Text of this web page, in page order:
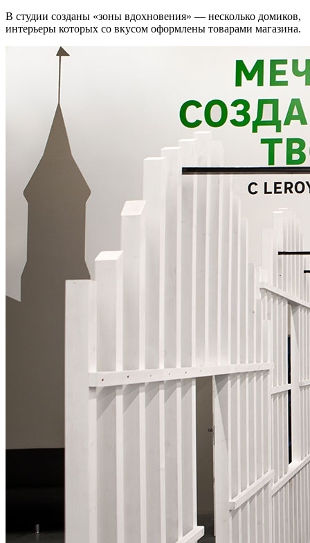
В студии созданы «зоны вдохновения» — несколько домиков,
интерьеры которых со вкусом оформлены товарами магазина.